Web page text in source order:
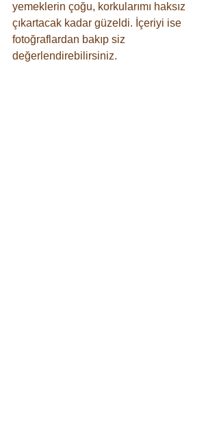
yemeklerin çoğu, korkularımı haksız
çıkartacak kadar güzeldi. İçeriyi ise
fotoğraflardan bakıp siz
değerlendirebilirsiniz.